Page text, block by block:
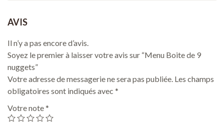
AVIS
Il n’y a pas encore d’avis.
Soyez le premier à laisser votre avis sur “Menu Boite de 9
nuggets”
Votre adresse de messagerie ne sera pas publiée. Les champs
obligatoires sont indiqués avec *
Votre note*